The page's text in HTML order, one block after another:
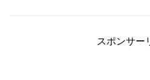
スポンサー